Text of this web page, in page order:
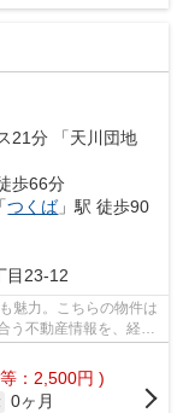
21分 「天川団地
歩66分
「つくば」駅 徒歩90
目23-12
魅力。こちらの物件は
不動産情報を、経験
：2,500円 )
0ヶ月